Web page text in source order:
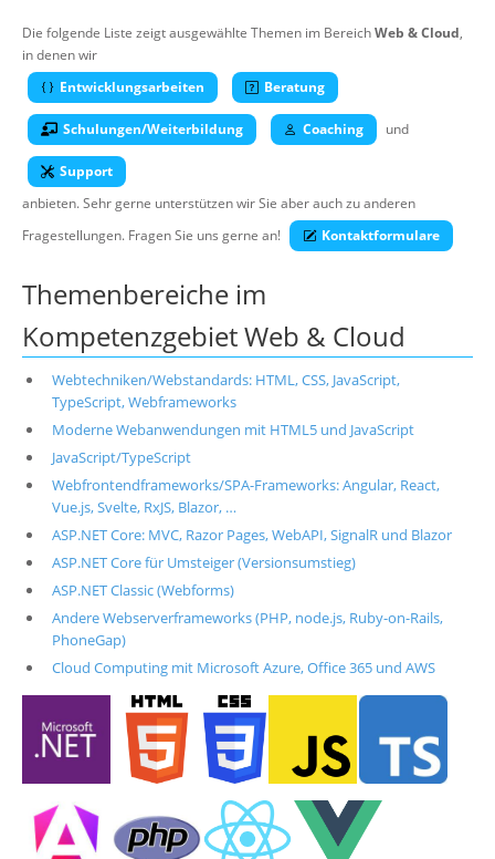
Die folgende Liste zeigt ausgewählte Themen im BereichWeb & Cloud,
in denen wir
Entwicklungsarbeiten
Beratung
Schulungen/Weiterbildung Coaching und
Support
anbieten. Sehr gerne unterstützen wir Sie aber auch zu anderen
Fragestellungen. Fragen Sie uns gerne an!
Kontaktformulare
Themenbereiche im
Kompetenzgebiet Web & Cloud
Webtechniken/Webstandards: HTML, CSS, JavaScript,
TypeScript, Webframeworks
Moderne Webanwendungen mit HTML5 und JavaScript
JavaScript/TypeScript
Webfrontendframeworks/SPA-Frameworks: Angular, React,
Vue.js, Svelte, RxJS, Blazor, …
ASP.NET Core: MVC, Razor Pages, WebAPI, SignalR und Blazor
ASP.NET Core für Umsteiger (Versionsumstieg)
ASP.NET Classic (Webforms)
Andere Webserverframeworks (PHP, node.js, Ruby-on-Rails,
PhoneGap)
Cloud Computing mit Microsoft Azure, Office 365 und AWS